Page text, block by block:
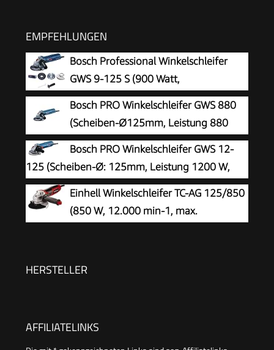
EMPFEHLUNGEN
Bosch Professional Winkelschleifer
GWS 9-125 S (900 Watt,
Leerlaufdrehzahl: 2800 – 11000 min-
1, im Karton), Solo
Bosch PRO Winkelschleifer GWS 880
(Scheiben-Ø125mm, Leistung 880
Watt, Leerlaufdrehzahl: 11.000 min-1,
inkl. Zusatzgriff, Schutzhaube, Spannmutter,
Aufnahmeflansch, Zweilochschlüssel)
Bosch PRO Winkelschleifer GWS 12-
125 (Scheiben-Ø: 125mm, Leistung 1200 W,
Wiederanlaufschutz, inkl. Schutzhaube,
Spannmutter, Standard-Zusatzhandgriff)
Einhell Winkelschleifer TC-AG 125/850
(850 W, 12.000 min-1, max.
Trennscheibe)
HERSTELLER
AFFILIATELINKS